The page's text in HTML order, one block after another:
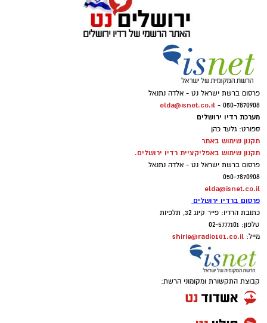
פרסום ברשת ישראל נט - אלדה נתנאל
050-7870908 -
elda@isnet.co.il
מערכת רדיו ירושלים
ספורט: גלעד כהן
תקנון שימוש באתר
תקנון שימוש באפליקציית רדיו ירושלים.
פרסום ברשת ישראל נט - אלדה נתנאל
050-7870908
elda@isnet.co.il
פרסום ברדיו ירושלים
כתובת הרדיו: פייר קינג 32, תלפיות
טלפון: 02-5777101
מייל: shirie@radio101.co.il
קבוצת התקשורת ומקומוני הרשת: